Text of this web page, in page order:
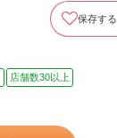
保存する
店舗数30以上